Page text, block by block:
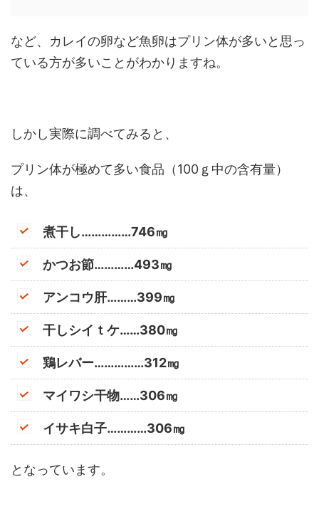
など、カレイの卵など魚卵はプリン体が多いと思っ
ている方が多いことがわかりますね。
しかし実際に調べてみると、
プリン体が極めて多い食品（100ｇ中の含有量）
は、
煮干し……………746㎎
かつお節…………493㎎
アンコウ肝………399㎎
干しシイｔケ……380㎎
鶏レバー……………312㎎
マイワシ干物……306㎎
イサキ白子…………306㎎
となっています。